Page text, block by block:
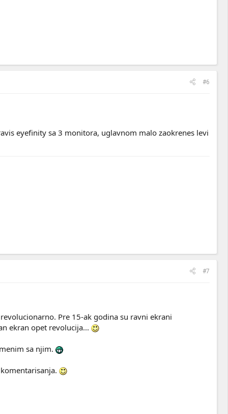
#6
eyefinity sa 3 monitora, uglavnom malo zaokrenes levi
#7
Pre 15-ak godina su ravni ekrani
ekran opet revolucija...
sa njim.